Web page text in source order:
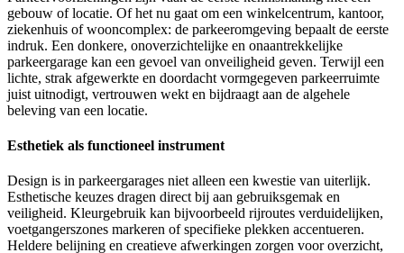
gebouw of locatie. Of het nu gaat om een winkelcentrum, kantoor,
ziekenhuis of wooncomplex: de parkeeromgeving bepaalt de eerste
indruk. Een donkere, onoverzichtelijke en onaantrekkelijke
parkeergarage kan een gevoel van onveiligheid geven. Terwijl een
lichte, strak afgewerkte en doordacht vormgegeven parkeerruimte
juist uitnodigt, vertrouwen wekt en bijdraagt aan de algehele
beleving van een locatie.
Esthetiek als functioneel instrument
Design is in parkeergarages niet alleen een kwestie van uiterlijk.
Esthetische keuzes dragen direct bij aan gebruiksgemak en
veiligheid. Kleurgebruik kan bijvoorbeeld rijroutes verduidelijken,
voetgangerszones markeren of specifieke plekken accentueren.
Heldere belijning en creatieve afwerkingen zorgen voor overzicht,